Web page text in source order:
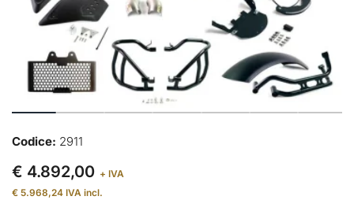
Codice: 2911
€ 4.892,00 + IVA
€ 5.968,24 IVA incl.